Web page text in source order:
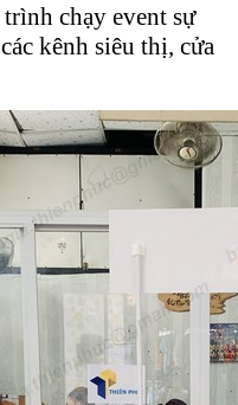
chạy event sự
kênh siêu thị, cửa